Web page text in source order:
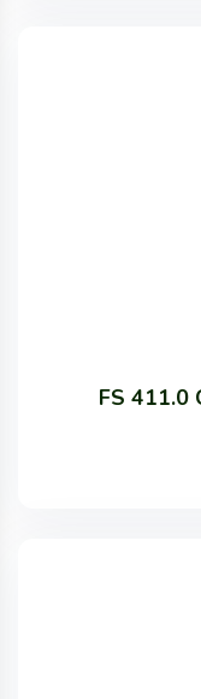
FS 411.0